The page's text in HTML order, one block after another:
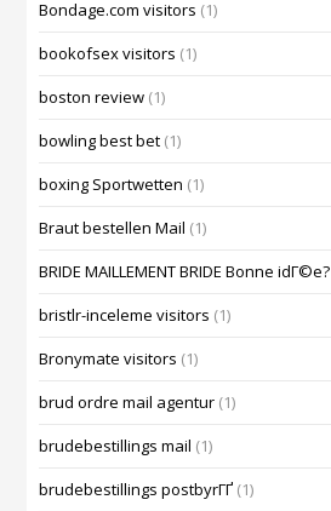
Bondage.com visitors (1)
bookofsex visitors (1)
boston review (1)
bowling best bet (1)
boxing Sportwetten (1)
Braut bestellen Mail (1)
BRIDE MAILLEMENT BRIDE Bonne idГ©e?
bristlr-inceleme visitors (1)
Bronymate visitors (1)
brud ordre mail agentur (1)
brudebestillings mail (1)
brudebestillings postbyrГҐ (1)